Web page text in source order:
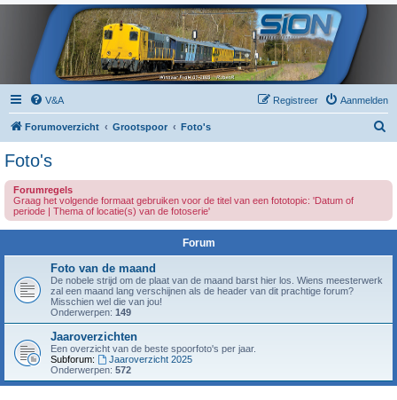
V&A Aanmelden
Registreer
Forumoverzicht Grootspoor Foto's
Foto's
Forumregels
Graag het volgende formaat gebruiken voor de titel van een fototopic: 'Datum of
periode | Thema of locatie(s) van de fotoserie'
Forum
Foto van de maand
De nobele strijd om de plaat van de maand barst hier los. Wiens meesterwerk
zal een maand lang verschijnen als de header van dit prachtige forum?
Misschien wel die van jou!
Onderwerpen: 149
Jaaroverzichten
Een overzicht van de beste spoorfoto's per jaar.
Subforum:
Jaaroverzicht 2025
Onderwerpen: 572